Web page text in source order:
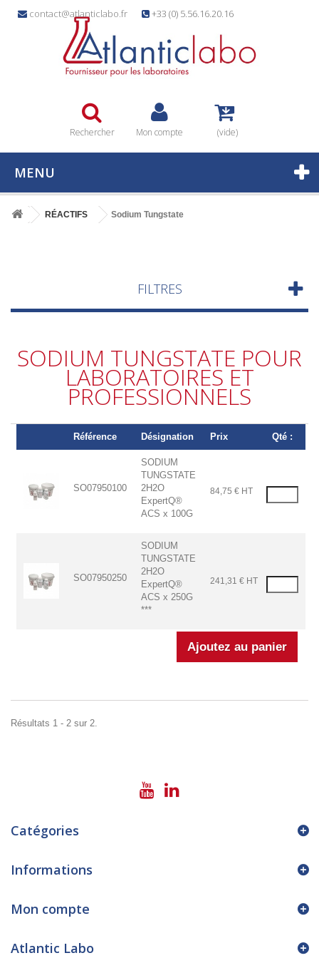
contact@atlanticlabo.fr +33 (0) 5.56.16.20.16
Rechercher Mon compte (vide)
MENU
RÉACTIFS Sodium Tungstate
FILTRES
SODIUM TUNGSTATE POUR
LABORATOIRES ET
PROFESSIONNELS
Référence Désignation Prix Qté :
SO07950100
SODIUM
TUNGSTATE
2H2O
ExpertQ®
ACS x 100G
84,75 € HT
SO07950250
SODIUM
TUNGSTATE
2H2O
ExpertQ®
ACS x 250G
***
241,31 € HT
Résultats 1 - 2 sur 2.
Catégories
Informations
Mon compte
Atlantic Labo